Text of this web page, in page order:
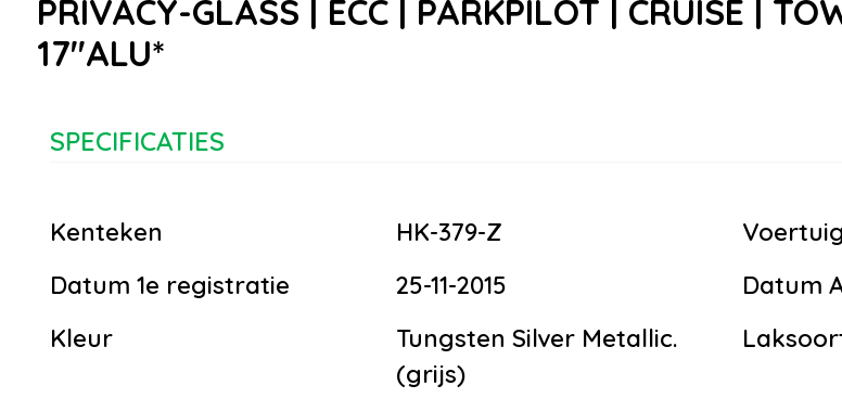
PRIVACY-GLASS | ECC | PARKPILOT | CRUISE |
17''ALU*
SPECIFICATIES
Kenteken HK-379-Z
Datum 1e registratie
25-11-2015 Datum
Kleur
Tungsten Silver Metallic.
(grijs)